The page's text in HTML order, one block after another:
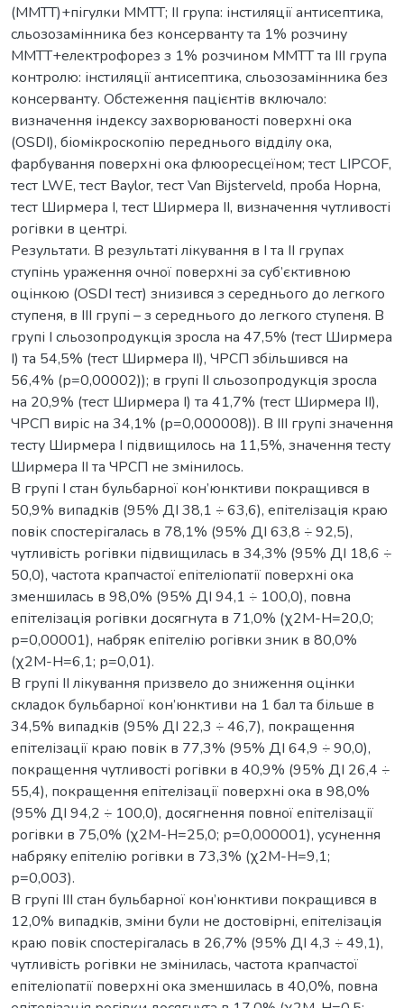
(ММТТ)+пігулки ММТТ; II група: інстиляції антисептика,
сльозозамінника без консерванту та 1% розчину
ММТТ+електрофорез з 1% розчином ММТТ та III група
контролю: інстиляції антисептика, сльозозамінника без
консерванту. Обстеження пацієнтів включало:
визначення індексу захворюваності поверхні ока
(OSDI), біомікроскопію переднього відділу ока,
фарбування поверхні ока флюоресцеїном; тест LIPCOF,
тест LWE, тест Baylor, тест Van Bijsterveld, проба Норна,
тест Ширмера I, тест Ширмера II, визначення чутливості
рогівки в центрі.
Результати. В результаті лікування в I та II групах
ступінь ураження очної поверхні за суб’єктивною
оцінкою (OSDI тест) знизився з середнього до легкого
ступеня, в III групі – з середнього до легкого ступеня. В
групі I сльозопродукція зросла на 47,5% (тест Ширмера
I) та 54,5% (тест Ширмера II), ЧРСП збільшився на
56,4% (р=0,00002)); в групі II сльозопродукція зросла
на 20,9% (тест Ширмера I) та 41,7% (тест Ширмера II),
ЧРСП виріс на 34,1% (р=0,000008)). В III групі значення
тесту Ширмера I підвищилось на 11,5%, значення тесту
Ширмера II та ЧРСП не змінилось.
В групі I стан бульбарної кон’юнктиви покращився в
50,9% випадків (95% ДІ 38,1 ÷ 63,6), епітелізація краю
повік спостерігалась в 78,1% (95% ДІ 63,8 ÷ 92,5),
чутливість рогівки підвищилась в 34,3% (95% ДІ 18,6 ÷
50,0), частота крапчастої епітеліопатії поверхні ока
зменшилась в 98,0% (95% ДІ 94,1 ÷ 100,0), повна
епітелізація рогівки досягнута в 71,0% (χ2М-Н=20,0;
р=0,00001), набряк епітелію рогівки зник в 80,0%
(χ2М-Н=6,1; р=0,01).
В групі II лікування призвело до зниження оцінки
складок бульбарної кон’юнктиви на 1 бал та більше в
34,5% випадків (95% ДІ 22,3 ÷ 46,7), покращення
епітелізації краю повік в 77,3% (95% ДІ 64,9 ÷ 90,0),
покращення чутливості рогівки в 40,9% (95% ДІ 26,4 ÷
55,4), покращення епітелізації поверхні ока в 98,0%
(95% ДІ 94,2 ÷ 100,0), досягнення повної епітелізації
рогівки в 75,0% (χ2М-Н=25,0; р=0,000001), усунення
набряку епітелію рогівки в 73,3% (χ2М-Н=9,1;
р=0,003).
В групі III стан бульбарної кон’юнктиви покращився в
12,0% випадків, зміни були не достовірні, епітелізація
краю повік спостерігалась в 26,7% (95% ДІ 4,3 ÷ 49,1),
чутливість рогівки не змінилась, частота крапчастої
епітеліопатії поверхні ока зменшилась в 40,0%, повна